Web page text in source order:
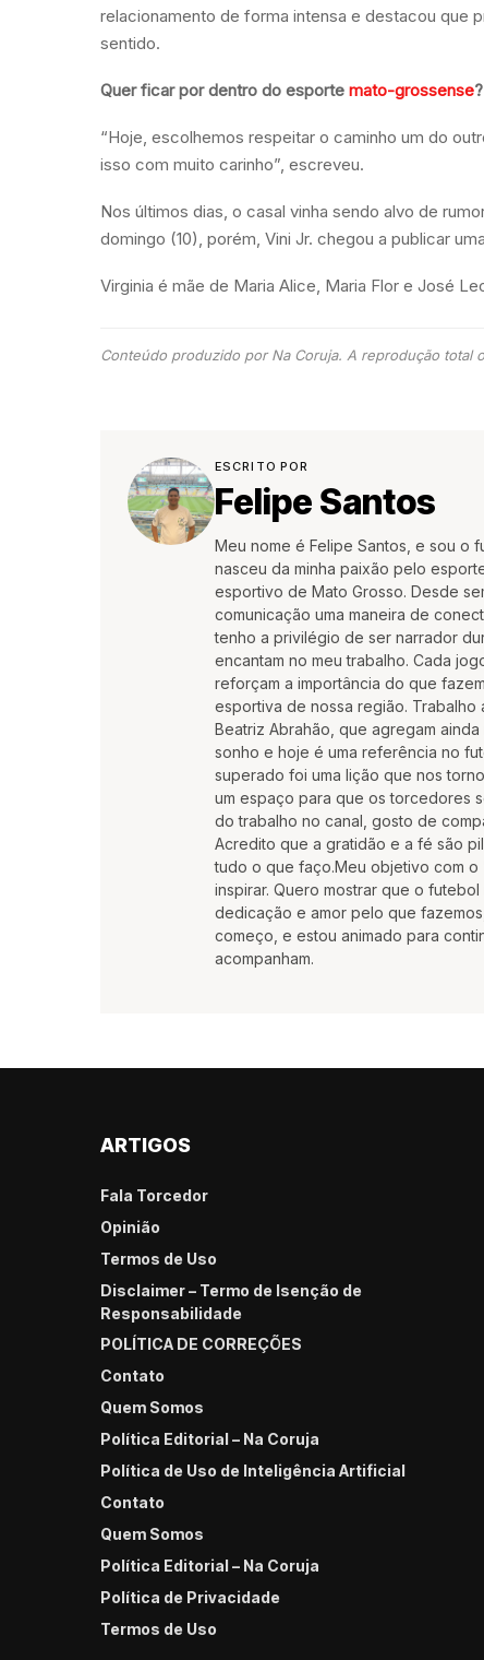
relacionamento de forma intensa e destacou que
sentido.
Quer ficar por dentro do esporte mato-grossense?
“Hoje, escolhemos respeitar o caminho um do
isso com muito carinho”, escreveu.
Nos últimos dias, o casal vinha sendo alvo de
domingo (10), porém, Vini Jr. chegou a publicar
Virginia é mãe de Maria Alice, Maria Flor e José
Conteúdo produzido por Na Coruja. A reprodução total
ESCRITO POR
Felipe Santos
Meu nome é Felipe Santos, e sou o
nasceu da minha paixão pelo
esportivo de Mato Grosso. Desde
comunicação uma maneira de
tenho a privilégio de ser narrador
encantam no meu trabalho. Cada
reforçam a importância do que
esportiva de nossa região.
Beatriz Abrahão, que agregam
sonho e hoje é uma referência no
superado foi uma lição que nos
um espaço para que os torcedores
do trabalho no canal, gosto de
Acredito que a gratidão e a fé são
tudo o que faço.Meu objetivo com
inspirar. Quero mostrar que o
dedicação e amor pelo que
começo, e estou animado para
acompanham.
ARTIGOS
Fala Torcedor
Opinião
Termos de Uso
Disclaimer – Termo de Isenção de
Responsabilidade
POLÍTICA DE CORREÇÕES
Contato
Quem Somos
Política Editorial – Na Coruja
Política de Uso de Inteligência Artificial
Contato
Quem Somos
Política Editorial – Na Coruja
Política de Privacidade
Termos de Uso